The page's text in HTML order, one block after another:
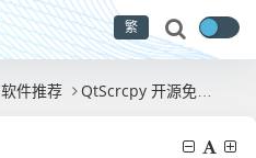
繁
软件推荐 QtScrcpy 开源免费的Android实时投屏软件,电脑群控软件